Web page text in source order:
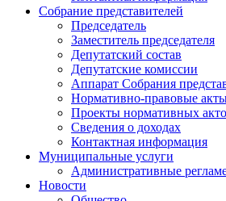
Собрание представителей
Председатель
Заместитель председателя
Депутатский состав
Депутатские комиссии
Аппарат Собрания
Нормативно-правовые
Проекты нормативных
Сведения о доходах
Контактная информация
Муниципальные услуги
Административные
Новости